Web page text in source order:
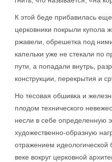
К этой беде прибавилась
церковники покрыли купола
ржавели, обрешетка под
капельки уже не стекали по
пути, а попадали внутрь,
конструкции, перекрытия и
Но тесовая обшивка и
плодом технического
несли в себе определенную
художественно-образную
отражением идеологической
веке вокруг церковной